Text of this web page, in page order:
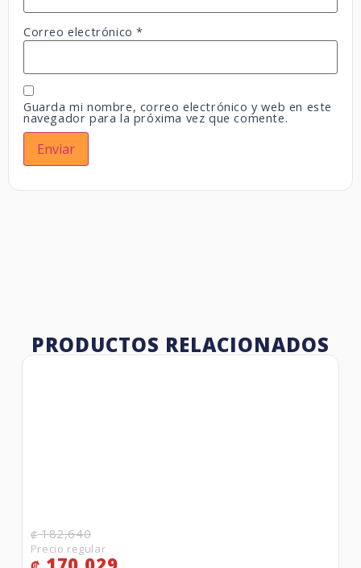
Correo electrónico*
Guarda mi nombre, correo electrónico y web en este
navegador para la próxima vez que comente.
PRODUCTOS RELACIONADOS
₡182,640